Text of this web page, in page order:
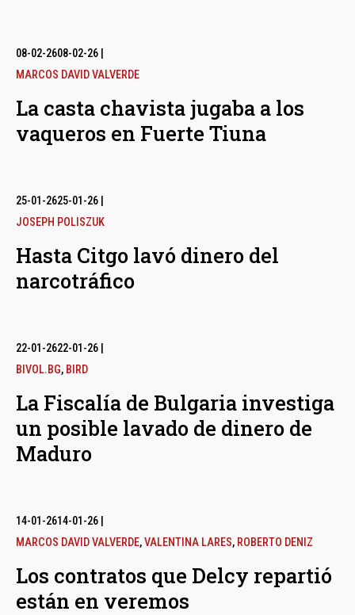
08-02-2608-02-26
MARCOS DAVID VALVERDE
La casta chavista jugaba a los
vaqueros en Fuerte Tiuna
25-01-2625-01-26
JOSEPH POLISZUK
Hasta Citgo lavó dinero del
narcotráfico
22-01-2622-01-26
BIVOL.BG, BIRD
La Fiscalía de Bulgaria investiga
un posible lavado de dinero de
Maduro
14-01-2614-01-26
MARCOS DAVID VALVERDE,VALENTINA LARES, ROBERTO DENIZ
Los contratos que Delcy repartió
están en veremos